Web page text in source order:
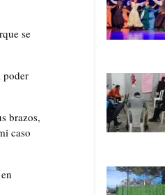
se
poder
brazos,
caso